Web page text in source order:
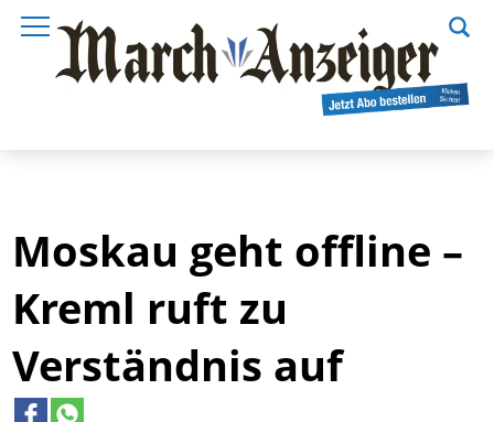
Moskau geht offline –
Kreml ruft zu
Verständnis auf